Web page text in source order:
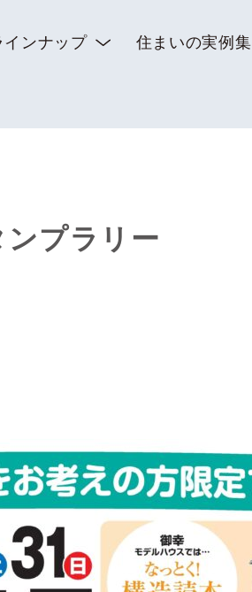
インナップ 住まいの実例集
ンプラリー